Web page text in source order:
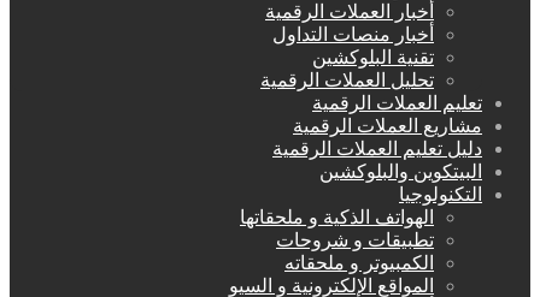
أخبار العملات الرقمية
أخبار منصات التداول
تقنية البلوكشين
تحليل العملات الرقمية
تعليم العملات الرقمية
مشاريع العملات الرقمية
دليل تعليم العملات الرقمية
البيتكوين والبلوكشين
التكنولوجيا
الهواتف الذكية و ملحقاتها
تطبيقات و شروحات
الكمبيوتر و ملحقاته
المواقع الإلكترونية و السيو